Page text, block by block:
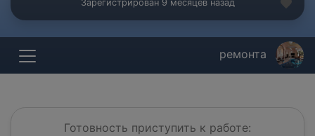
Зарегистрирован 9 месяцев назад
ремонта
Готовность приступить к работе: